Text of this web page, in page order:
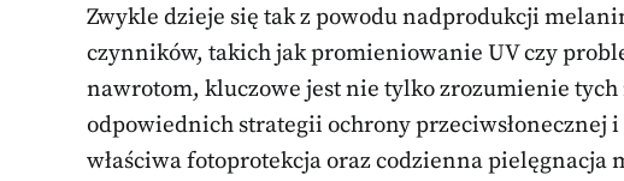
Zwykle dzieje się tak z powodu nadprodukcji
czynników, takich jak promieniowanie UV czy
nawrotom, kluczowe jest nie tylko zrozumienie
odpowiednich strategii ochrony przeciwsłonecznej
właściwa fotoprotekcja oraz codzienna